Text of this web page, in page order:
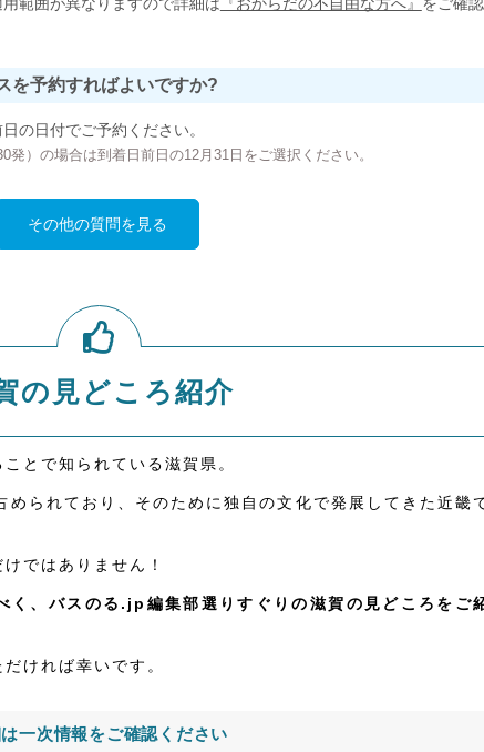
を予約すればよいですか?
の日付でご予約ください。
）の場合は到着日前日の12月31日をご選択ください。
その他の質問を見る
の見どころ紹介
とで知られている滋賀県。
られており、そのために独自の文化で発展してきた近畿
ではありません！
く、バスのる.jp編集部選りすぐりの滋賀の見どころをご
ければ幸いです。
一次情報をご確認ください